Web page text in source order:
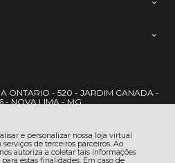
e personalizar nossa loja virtual
de terceiros parceiros. Ao
autoriza a coletar tais informações
estas finalidades. Em caso de
ONTARIO - 520 - JARDIM CANADA -
- NOVA LIMA - MG